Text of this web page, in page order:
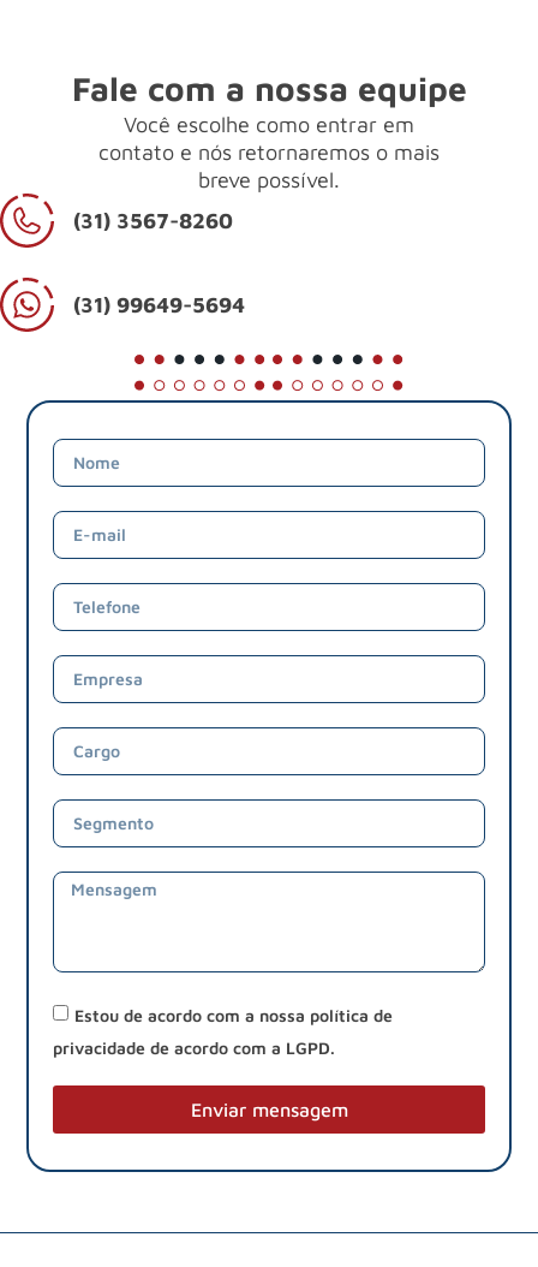
Fale com a nossa equipe
Você escolhe como entrar em
contato e nós retornaremos o mais
breve possível.
(31) 3567-8260
(31) 99649-5694
Estou de acordo com a nossa política de
privacidade de acordo com a LGPD.
Enviar mensagem